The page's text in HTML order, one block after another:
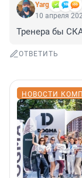
Yarg
10 апреля
Тренера бы
ОТВЕТИТЬ
НОВОСТИ